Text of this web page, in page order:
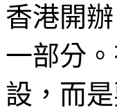
香港開
一部分
設，而